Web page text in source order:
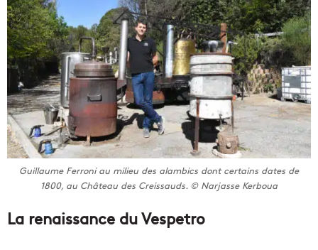
Guillaume Ferroni au milieu des alambics dont certains dates de
1800, au Château des Creissauds. © Narjasse Kerboua
La renaissance du Vespetro